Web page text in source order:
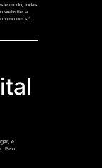
modo, todas
website, a
como um só
é
Pelo